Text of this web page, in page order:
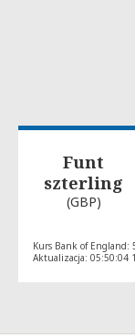
Funt
szterling
(GBP)
Kurs Bank of England:
Aktualizacja: 05:50:04